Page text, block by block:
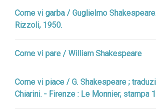
Come vi garba / Guglielmo
Rizzoli, 1950.
Come vi pare / William Shakespeare
Come vi piace / G. Shakespeare ;
Chiarini. - Firenze : Le Monnier, stampa